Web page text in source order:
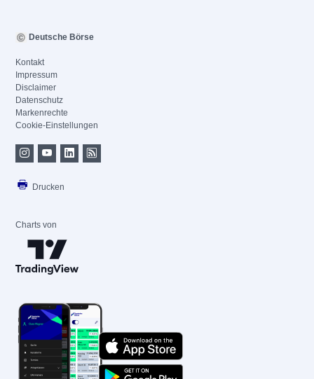
Deutsche Börse
Kontakt
Impressum
Disclaimer
Datenschutz
Markenrechte
Cookie-Einstellungen
Drucken
Charts von